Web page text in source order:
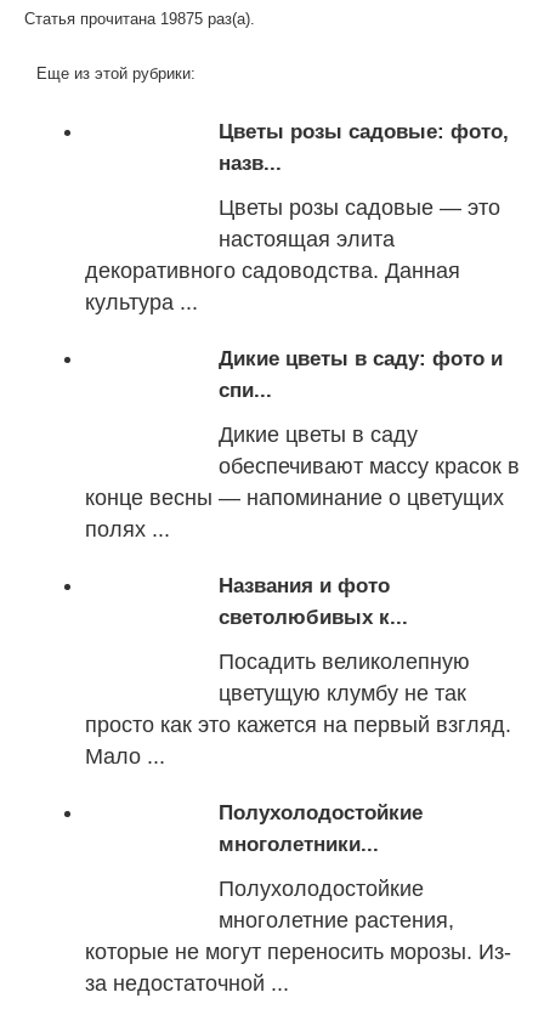
Статья прочитана 19875 раз(a).
Еще из этой рубрики:
Цветы розы садовые: фото,
назв...
Цветы розы садовые — это
настоящая элита
декоративного садоводства. Данная
культура ...
Дикие цветы в саду: фото и
спи...
Дикие цветы в саду
обеспечивают массу красок в
конце весны — напоминание о цветущих
полях ...
Названия и фото
светолюбивых к...
Посадить великолепную
цветущую клумбу не так
просто как это кажется на первый взгляд.
Мало ...
Полухолодостойкие
многолетники...
Полухолодостойкие
многолетние растения,
которые не могут переносить морозы. Из-
за недостаточной ...